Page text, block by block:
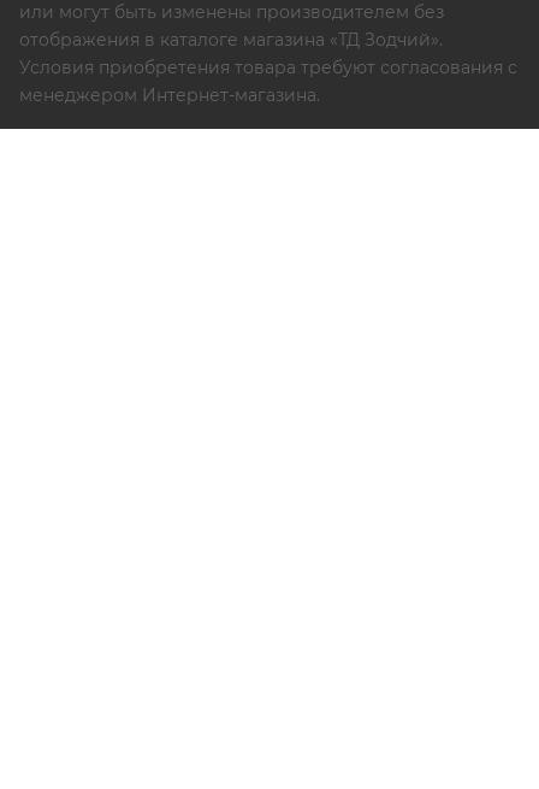
или могут быть изменены производителем без
отображения в каталоге магазина «ТД Зодчий».
Условия приобретения товара требуют согласования с
менеджером Интернет-магазина.